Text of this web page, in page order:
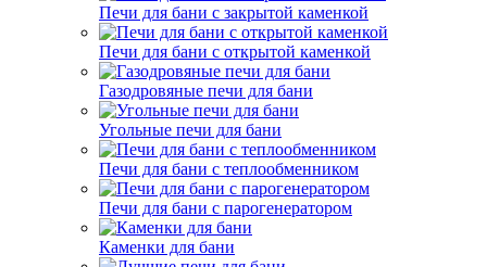
Печи для бани с закрытой каменкой
Печи для бани с открытой каменкой
Газодровяные печи для бани
Угольные печи для бани
Печи для бани с теплообменником
Печи для бани с парогенератором
Каменки для бани